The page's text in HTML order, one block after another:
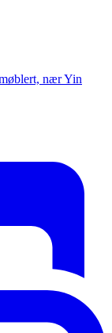
nær Yin